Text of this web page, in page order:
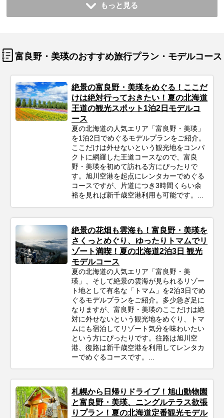
もっと見る
富良野・美瑛のおすすめ旅行プラン・モデルコース
絶景の富良野・美瑛をめぐる！ここだ
けは絶対行っておきたい！夏の北海道
王道の観光スポット1泊2日モデルコ
ース
夏の北海道の人気エリア「富良野・美瑛」
を1泊2日でめぐるモデルプランをご紹介。
ここだけは外せないという観光地をコンパ
クトに網羅した王道コースなので、富良
野・美瑛を初めて訪れる方にぴったりで
す。旭川空港を起点にレンタカーでめぐる
コースですが、片道につき3時間くらい余
裕を見れば新千歳空港利用も可能です。...
絶景の花畑も雲海も！富良野・美瑛を
さくっとめぐり、ゆったりトマムでリ
ゾート満喫！夏の北海道2泊3日 観光
モデルコース
夏の北海道の人気エリア「富良野・美
瑛」、そして絶景の雲海が見られるリゾー
ト地として有名な「トマム」を2泊3日でめ
ぐるモデルプランをご紹介。多少急ぎ足に
なりますが、富良野・美瑛のここだけは絶
対に外せないという観光地をめぐり、トマ
ムにも宿泊してリゾート気分を味わいたい
という方にぴったりです。往路は旭川空
港、復路は新千歳空港を利用してレンタカ
ーでめぐるコースです。...
札幌から日帰りドライブ！旭山動物園
と富良野・美瑛、ニングルテラス欲張
りプラン！夏の北海道定番観光モデル